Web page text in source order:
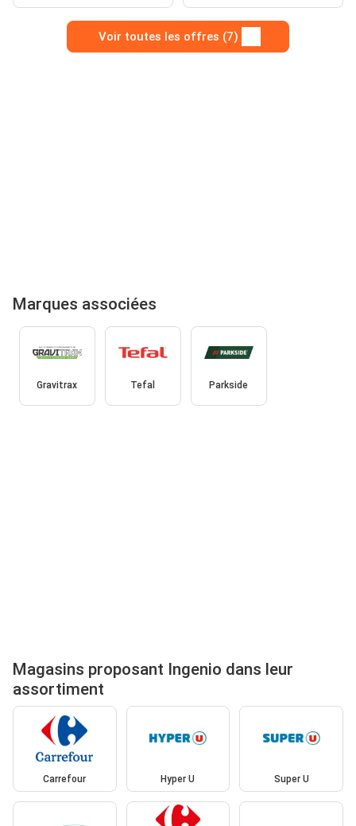
Voir toutes les offres (7)
Marques associées
Gravitrax Tefal Parkside
Magasins proposant Ingenio dans leur
assortiment
Carrefour Hyper U Super U